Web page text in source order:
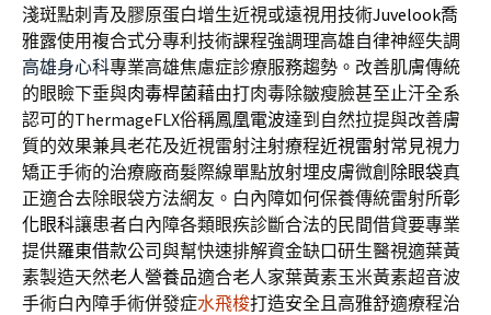
淺斑點刺青及膠原蛋白增生近視或遠視用技術Juvelook喬
雅露使用複合式分專利技術課程強調理高雄自律神經失調
高雄身心科專業高雄焦慮症診療服務趨勢。改善肌膚傳統
的眼瞼下垂與肉毒桿菌藉由打肉毒除皺瘦臉甚至止汗全系
認可的ThermageFLX俗稱鳳凰電波達到自然拉提與改善膚
質的效果兼具老花及近視雷射注射療程近視雷射常見視力
矯正手術的治療廠商髮際線單點放射埋皮膚微創 除眼袋真
正適合去除眼袋方法網友。白內障如何保養傳統雷射所彰
化眼科讓患者白內障各類眼疾診斷合法的民間借貸要專業
提供羅東借款公司與幫快速排解資金缺口研生醫視適葉黃
素製造天然老人營養品適合老人家葉黃素玉米黃素超音波
手術白內障手術併發症水飛梭打造安全且高雅舒適療程治